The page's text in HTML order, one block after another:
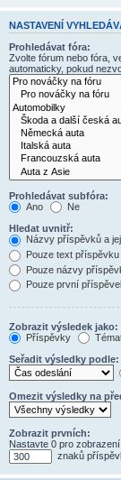
NASTAVENÍ
Prohledávat fóra:
Zvolte fórum nebo fóra,
automaticky, pokud
Prohledávat subfóra:
Ano
Ne
Hledat uvnitř:
Názvy příspěvků a
Pouze text příspěvku
Pouze názvy
Pouze první
Zobrazit výsledek jako:
Příspěvky
Seřadit výsledky podle:
Omezit výsledky na
Zobrazit prvních:
Nastavte 0 pro
znaků